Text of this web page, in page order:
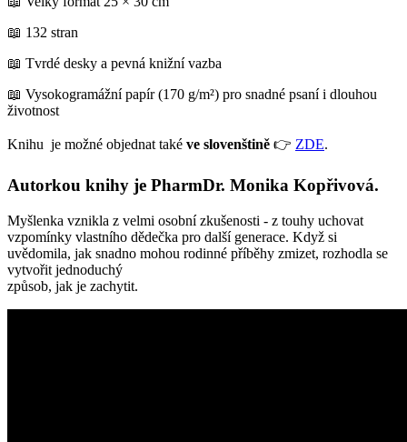
📖 132 stran
📖 Tvrdé desky a pevná knižní vazba
📖 Vysokogramážní papír (170 g/m²) pro snadné psaní i dlouhou
životnost
Knihu je možné objednat také ve slovenštině 👉 ZDE.
Autorkou knihy je PharmDr. Monika Kopřivová.
Myšlenka vznikla z velmi osobní zkušenosti - z touhy uchovat
vzpomínky vlastního dědečka pro další generace. Když si
uvědomila, jak snadno mohou rodinné příběhy zmizet, rozhodla se
vytvořit jednoduchý
způsob, jak je zachytit.